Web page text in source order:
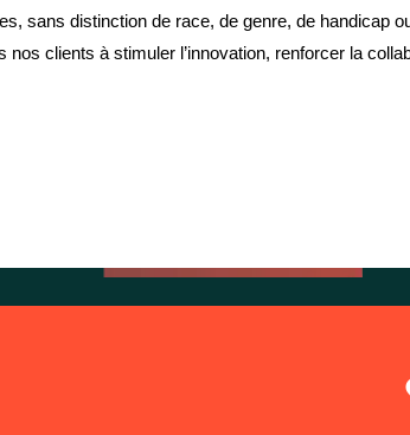
sans distinction de race, de genre, de handicap
clients à stimuler l’innovation, renforcer la